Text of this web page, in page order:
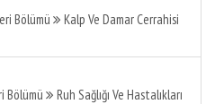
Bölümü
Kalp Ve Damar Cerrahisi
Bölümü
Ruh Sağlığı Ve Hastalıkları